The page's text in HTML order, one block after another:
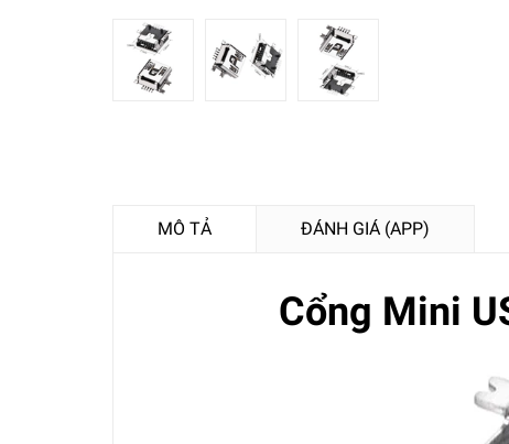
MÔ TẢ ĐÁNH GIÁ (APP)
Cổng Mini